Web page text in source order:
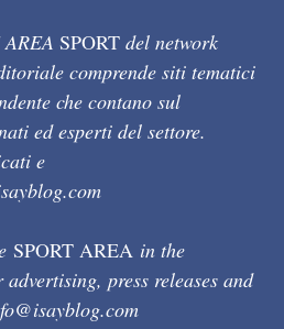
SPORT del network
comprende siti tematici
che contano sul
ed esperti del settore.
e
SPORT AREA in the
press releases and